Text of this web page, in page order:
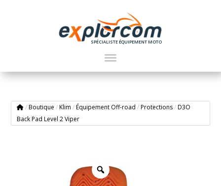
SPÉCIALISTE ÉQUIPEMENT MOTO
/ Boutique / Klim / Équipement Off-road / Protections / D3O
Back Pad Level 2 Viper